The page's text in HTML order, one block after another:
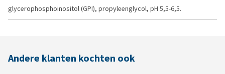
glycerophosphoinositol (GPI), propyleenglycol, pH 5,5-6,5.
Andere klanten kochten ook